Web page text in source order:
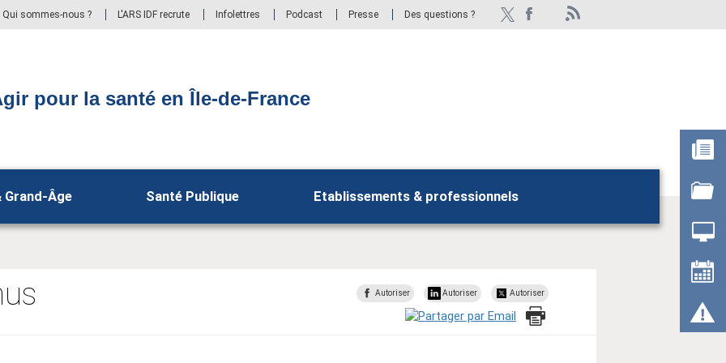
Qui sommes-nous ? L'ARS IDF recrute Infolettres Podcast Presse Des questions ?
pour la santé en Île-de-France
Grand-Âge Santé Publique Etablissements & professionnels
Autoriser Autoriser Autoriser